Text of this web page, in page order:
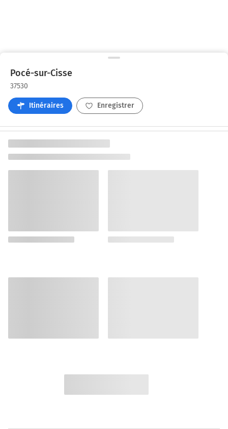
Pocé-sur-Cisse
37530
Itinéraires Enregistrer